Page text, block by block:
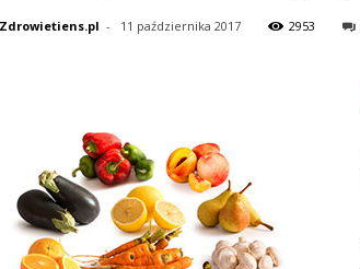
- 11 października 2017 2953